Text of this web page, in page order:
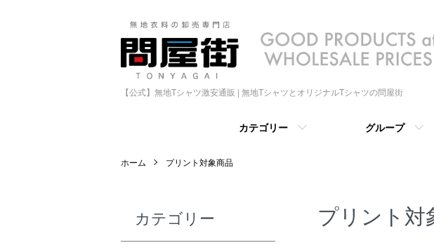
【公式】無地Tシャツ激安通販 | 無地TシャツとオリジナルTシャツの問屋街
カテゴリー グループ
ホーム プリント対象商品
プリント対
カテゴリー